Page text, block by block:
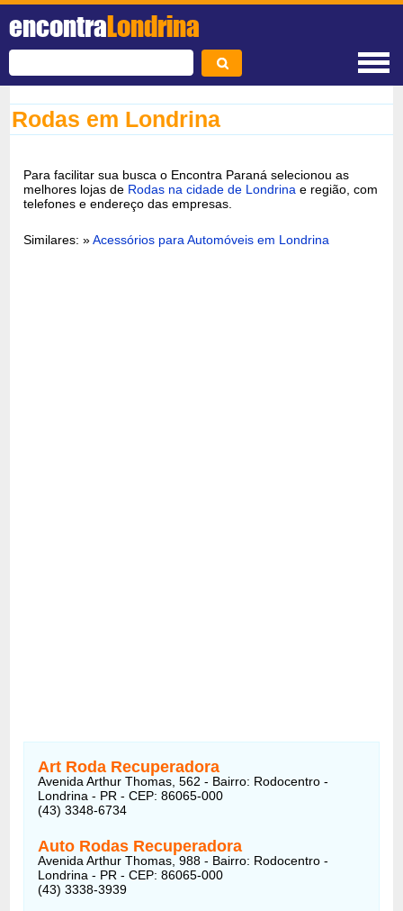
encontraLondrina
Rodas em Londrina
Para facilitar sua busca o Encontra Paraná selecionou as
melhores lojas de Rodas na cidade de Londrina e região, com
telefones e endereço das empresas.
Similares: »Acessórios para Automóveis em Londrina
Art Roda Recuperadora
Avenida Arthur Thomas, 562 - Bairro: Rodocentro -
Londrina - PR - CEP: 86065-000
(43) 3348-6734
Auto Rodas Recuperadora
Avenida Arthur Thomas, 988 - Bairro: Rodocentro -
Londrina - PR - CEP: 86065-000
(43) 3338-3939